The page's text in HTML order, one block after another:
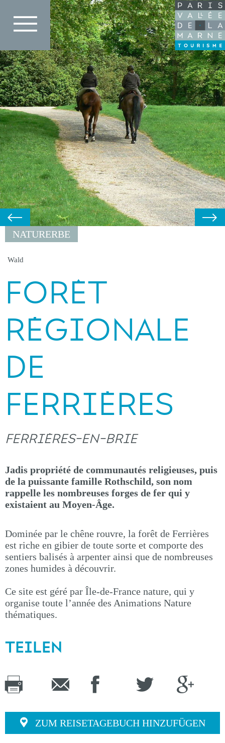
zum
Inhalt
NATURERBE
Wald
FORÊT
RÉGIONALE
DE
FERRIÈRES
FERRIÈRES-EN-BRIE
Jadis propriété de communautés religieuses, puis
de la puissante famille Rothschild, son nom
rappelle les nombreuses forges de fer qui y
existaient au Moyen-Âge.
Dominée par le chêne rouvre, la forêt de Ferrières
est riche en gibier de toute sorte et comporte des
sentiers balisés à arpenter ainsi que de nombreuses
zones humides à découvrir.
Ce site est géré par Île-de-France nature, qui y
organise toute l’année des Animations Nature
thématiques.
TEILEN
ZUM REISETAGEBUCH HINZUFÜGEN